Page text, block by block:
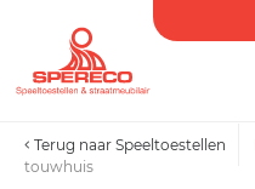
Terug naar Speeltoestellen
touwhuis